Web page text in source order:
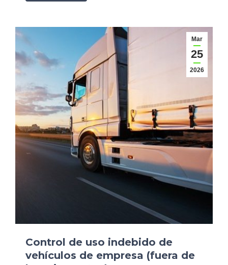
Mar
25
2026
Control de uso indebido de
vehículos de empresa (fuera de